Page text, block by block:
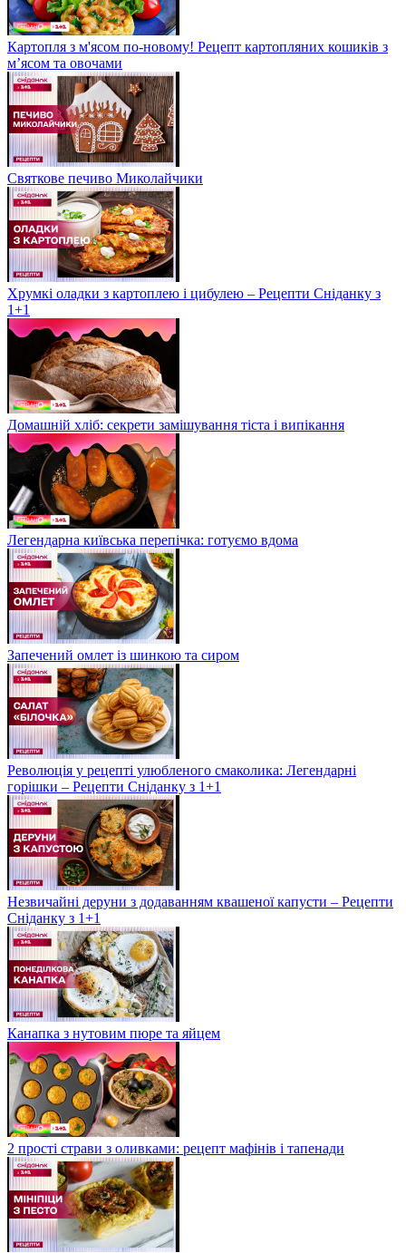
Картопля з м'ясом по-новому! Рецепт картопляних кошиків з
м’ясом та овочами
Святкове печиво Миколайчики
Хрумкі оладки з картоплею і цибулею – Рецепти Сніданку з
1+1
Домашній хліб: секрети замішування тіста і випікання
Легендарна київська перепічка: готуємо вдома
Запечений омлет із шинкою та сиром
Революція у рецепті улюбленого смаколика: Легендарні
горішки – Рецепти Сніданку з 1+1
Незвичайні деруни з додаванням квашеної капусти – Рецепти
Сніданку з 1+1
Канапка з нутовим пюре та яйцем
2 прості страви з оливками: рецепт мафінів і тапенади